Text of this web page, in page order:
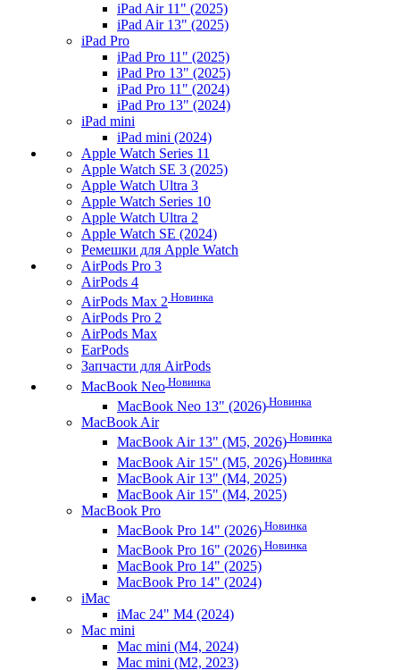
iPad Air 11" (2025)
iPad Air 13" (2025)
iPad Pro
iPad Pro 11" (2025)
iPad Pro 13" (2025)
iPad Pro 11" (2024)
iPad Pro 13" (2024)
iPad mini
iPad mini (2024)
Apple Watch Series 11
Apple Watch SE 3 (2025)
Apple Watch Ultra 3
Apple Watch Series 10
Apple Watch Ultra 2
Apple Watch SE (2024)
Ремешки для Apple Watch
AirPods Pro 3
AirPods 4
AirPods Max 2 Новинка
AirPods Pro 2
AirPods Max
EarPods
Запчасти для AirPods
MacBook Neo Новинка
MacBook Neo 13" (2026) Новинка
MacBook Air
MacBook Air 13" (M5, 2026) Новинка
MacBook Air 15" (M5, 2026) Новинка
MacBook Air 13" (M4, 2025)
MacBook Air 15" (M4, 2025)
MacBook Pro
MacBook Pro 14" (2026) Новинка
MacBook Pro 16" (2026) Новинка
MacBook Pro 14" (2025)
MacBook Pro 14" (2024)
iMac
iMac 24" M4 (2024)
Mac mini
Mac mini (M4, 2024)
Mac mini (M2, 2023)